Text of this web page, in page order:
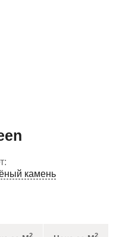
камень
2 2